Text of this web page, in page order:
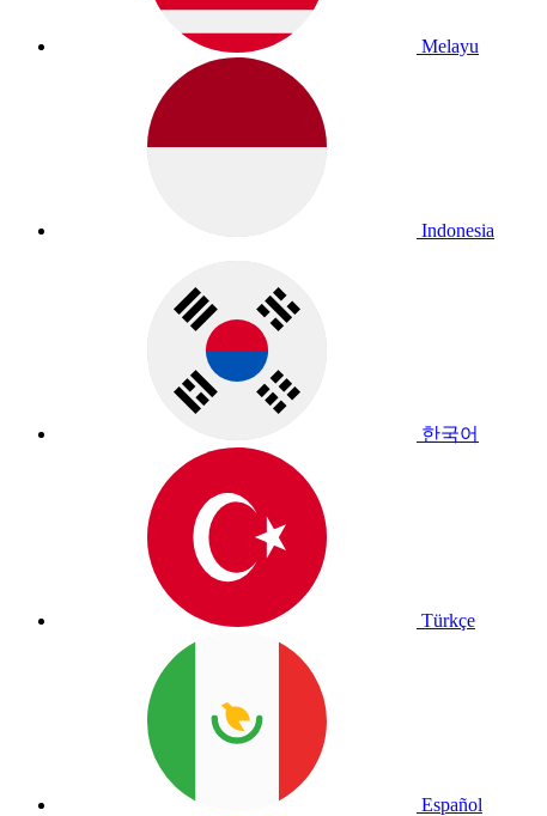
Melayu
Indonesia
한국어
Türkçe
Español